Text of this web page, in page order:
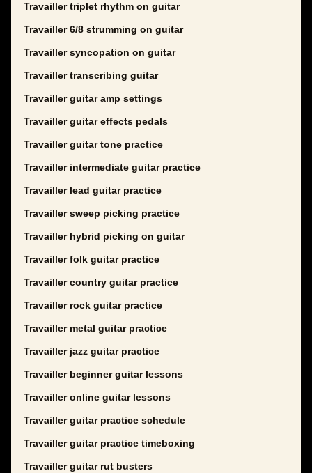
Travailler triplet rhythm on guitar
Travailler 6/8 strumming on guitar
Travailler syncopation on guitar
Travailler transcribing guitar
Travailler guitar amp settings
Travailler guitar effects pedals
Travailler guitar tone practice
Travailler intermediate guitar practice
Travailler lead guitar practice
Travailler sweep picking practice
Travailler hybrid picking on guitar
Travailler folk guitar practice
Travailler country guitar practice
Travailler rock guitar practice
Travailler metal guitar practice
Travailler jazz guitar practice
Travailler beginner guitar lessons
Travailler online guitar lessons
Travailler guitar practice schedule
Travailler guitar practice timeboxing
Travailler guitar rut busters